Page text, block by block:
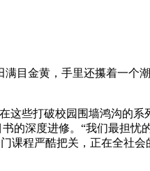
目金黄，手里还攥着一个
些打破校园围墙鸿沟的系
的深度进修。“我们最担忧
课程严酷把关，正在全社